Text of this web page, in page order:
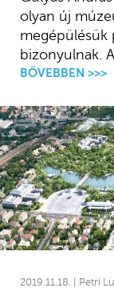
olyan új
megépülésük
bizonyulnak.
BŐVEBBEN >>>
2019.11.18. | Petri